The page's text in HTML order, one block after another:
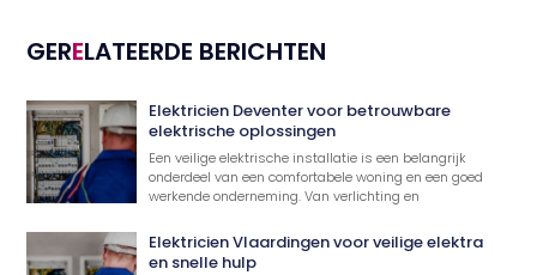
GERELATEERDE BERICHTEN
Elektricien Deventer voor betrouwbare
elektrische oplossingen
Een veilige elektrische installatie is een belangrijk
onderdeel van een comfortabele woning en een goed
werkende onderneming. Van verlichting en
Elektricien Vlaardingen voor veilige elektra
en snelle hulp